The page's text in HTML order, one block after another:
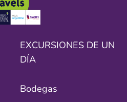
EXCURSIONES DE UN
DÍA
Bodegas